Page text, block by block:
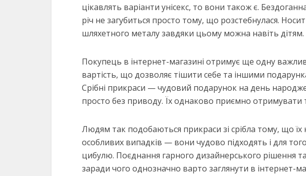
цікавлять варіанти унісекс, то вони також є.
річ не загубиться просто тому, що розстебнулася.
шляхетного металу завдяки цьому можна навіть дітям.
Покупець в інтернет-магазині отримує ще одну
вартість, що дозволяє тішити себе та іншими
Срібні прикраси — чудовий подарунок на день
просто без приводу. Їх однаково приємно отримувати
Людям так подобаються прикраси зі срібла тому, що їх
особливих випадків — вони чудово підходять і для
цибулю. Поєднання гарного дизайнерського рішення
заради чого однозначно варто заглянути в інтернет-